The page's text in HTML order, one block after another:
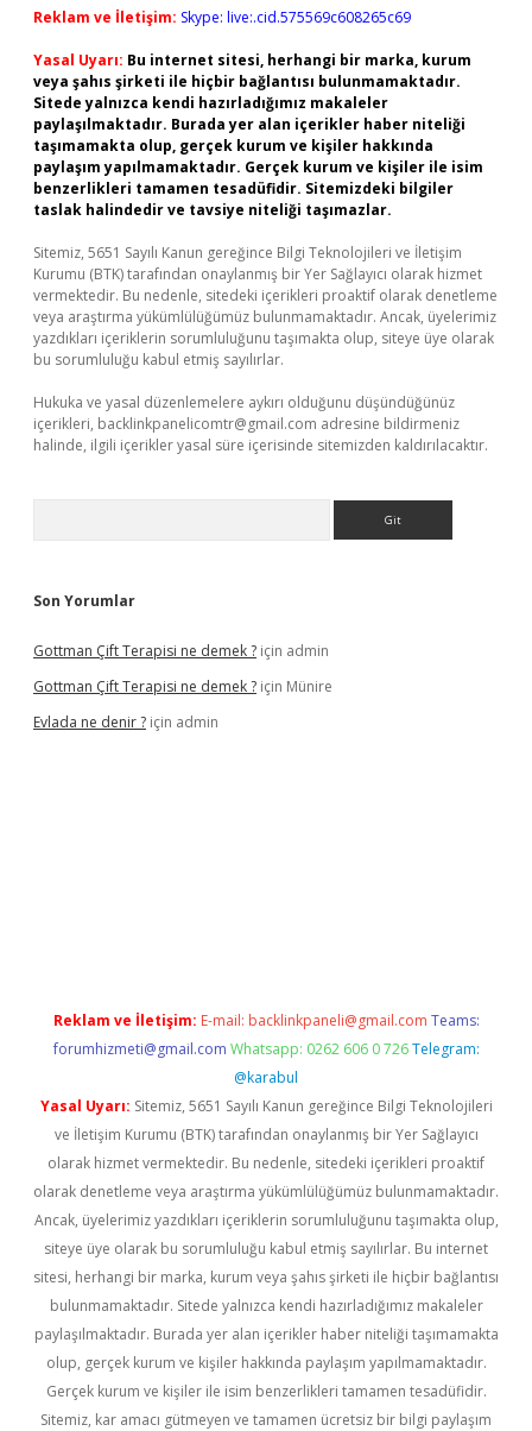
Reklam ve İletişim: Skype: live:.cid.575569c608265c69
Yasal Uyarı: Bu internet sitesi, herhangi bir marka, kurum
veya şahıs şirketi ile hiçbir bağlantısı bulunmamaktadır.
Sitede yalnızca kendi hazırladığımız makaleler
paylaşılmaktadır. Burada yer alan içerikler haber niteliği
taşımamakta olup, gerçek kurum ve kişiler hakkında
paylaşım yapılmamaktadır. Gerçek kurum ve kişiler ile isim
benzerlikleri tamamen tesadüfidir. Sitemizdeki bilgiler
taslak halindedir ve tavsiye niteliği taşımazlar.
Sitemiz, 5651 Sayılı Kanun gereğince Bilgi Teknolojileri ve İletişim
Kurumu (BTK) tarafından onaylanmış bir Yer Sağlayıcı olarak hizmet
vermektedir. Bu nedenle, sitedeki içerikleri proaktif olarak denetleme
veya araştırma yükümlülüğümüz bulunmamaktadır. Ancak, üyelerimiz
yazdıkları içeriklerin sorumluluğunu taşımakta olup, siteye üye olarak
bu sorumluluğu kabul etmiş sayılırlar.
Hukuka ve yasal düzenlemelere aykırı olduğunu düşündüğünüz
içerikleri, backlinkpanelicomtr@gmail.com adresine bildirmeniz
halinde, ilgili içerikler yasal süre içerisinde sitemizden kaldırılacaktır.
Son Yorumlar
Gottman Çift Terapisi ne demek ? için admin
Gottman Çift Terapisi ne demek ? için Münire
Evlada ne denir ? için admin
Reklam ve İletişim: E-mail: backlinkpaneli@gmail.com Teams:
forumhizmeti@gmail.com Whatsapp: 0262 606 0 726 Telegram:
@karabul
Yasal Uyarı: Sitemiz, 5651 Sayılı Kanun gereğince Bilgi Teknolojileri
ve İletişim Kurumu (BTK) tarafından onaylanmış bir Yer Sağlayıcı
olarak hizmet vermektedir. Bu nedenle, sitedeki içerikleri proaktif
olarak denetleme veya araştırma yükümlülüğümüz bulunmamaktadır.
Ancak, üyelerimiz yazdıkları içeriklerin sorumluluğunu taşımakta olup,
siteye üye olarak bu sorumluluğu kabul etmiş sayılırlar. Bu internet
sitesi, herhangi bir marka, kurum veya şahıs şirketi ile hiçbir bağlantısı
bulunmamaktadır. Sitede yalnızca kendi hazırladığımız makaleler
paylaşılmaktadır. Burada yer alan içerikler haber niteliği taşımamakta
olup, gerçek kurum ve kişiler hakkında paylaşım yapılmamaktadır.
Gerçek kurum ve kişiler ile isim benzerlikleri tamamen tesadüfidir.
Sitemiz, kar amacı gütmeyen ve tamamen ücretsiz bir bilgi paylaşım